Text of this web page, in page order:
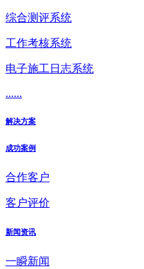
综合测评系统
工作考核系统
电子施工日志系统
......
解决方案
成功案例
合作客户
客户评价
新闻资讯
一瞬新闻